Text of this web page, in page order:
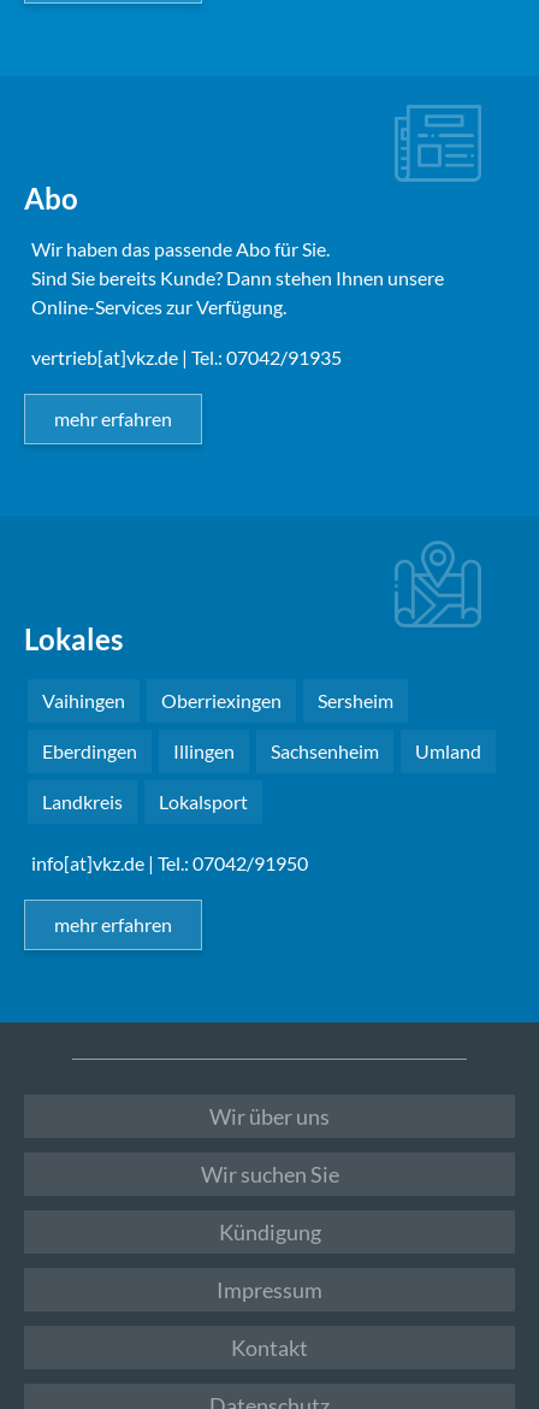
Abo
Wir haben das passende Abo für Sie.
Sind Sie bereits Kunde? Dann stehen Ihnen unsere
Online-Services zur Verfügung.
vertrieb[at]vkz.de | Tel.: 07042/91935
mehr erfahren
Lokales
Vaihingen Oberriexingen Sersheim
Eberdingen Illingen Sachsenheim Umland
Landkreis Lokalsport
info[at]vkz.de | Tel.: 07042/91950
mehr erfahren
Wir über uns
Wir suchen Sie
Kündigung
Impressum
Kontakt